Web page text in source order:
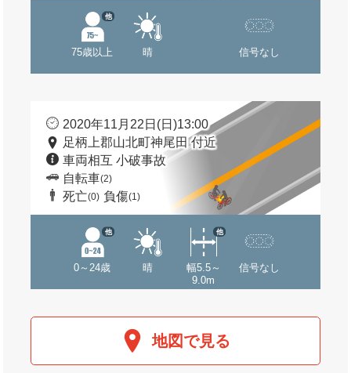
75歳以上
他
晴 信号なし
2020年11月22日(日)13:00
足柄上郡山北町神尾田 付近
車両相互 小破事故
自転車(2)
死亡(0) 負傷(1)
0～24歳
他
晴
幅5.5～
9.0m
他
信号なし
地図で見る